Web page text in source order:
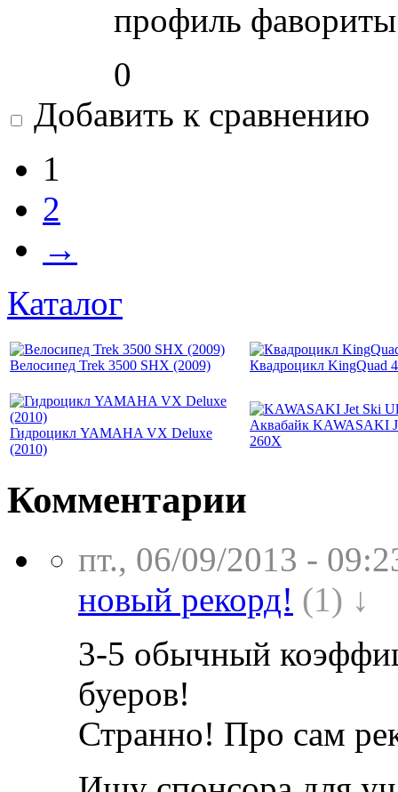
профиль
0
Добавить к сравнению
1
2
→
Каталог
Велосипед Trek 3500 SHX (2009) Квадроцикл KingQuad
Гидроцикл YAMAHA VX Deluxe
(2010)
Аквабайк KAWASAKI
260X
Комментарии
пт., 06/09/2013 -
новый рекорд! (1) ↓
3-5 обычный
буеров!
Странно! Про сам